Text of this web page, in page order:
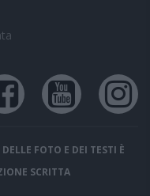
FOTO E DEI TESTI È
SCRITTA